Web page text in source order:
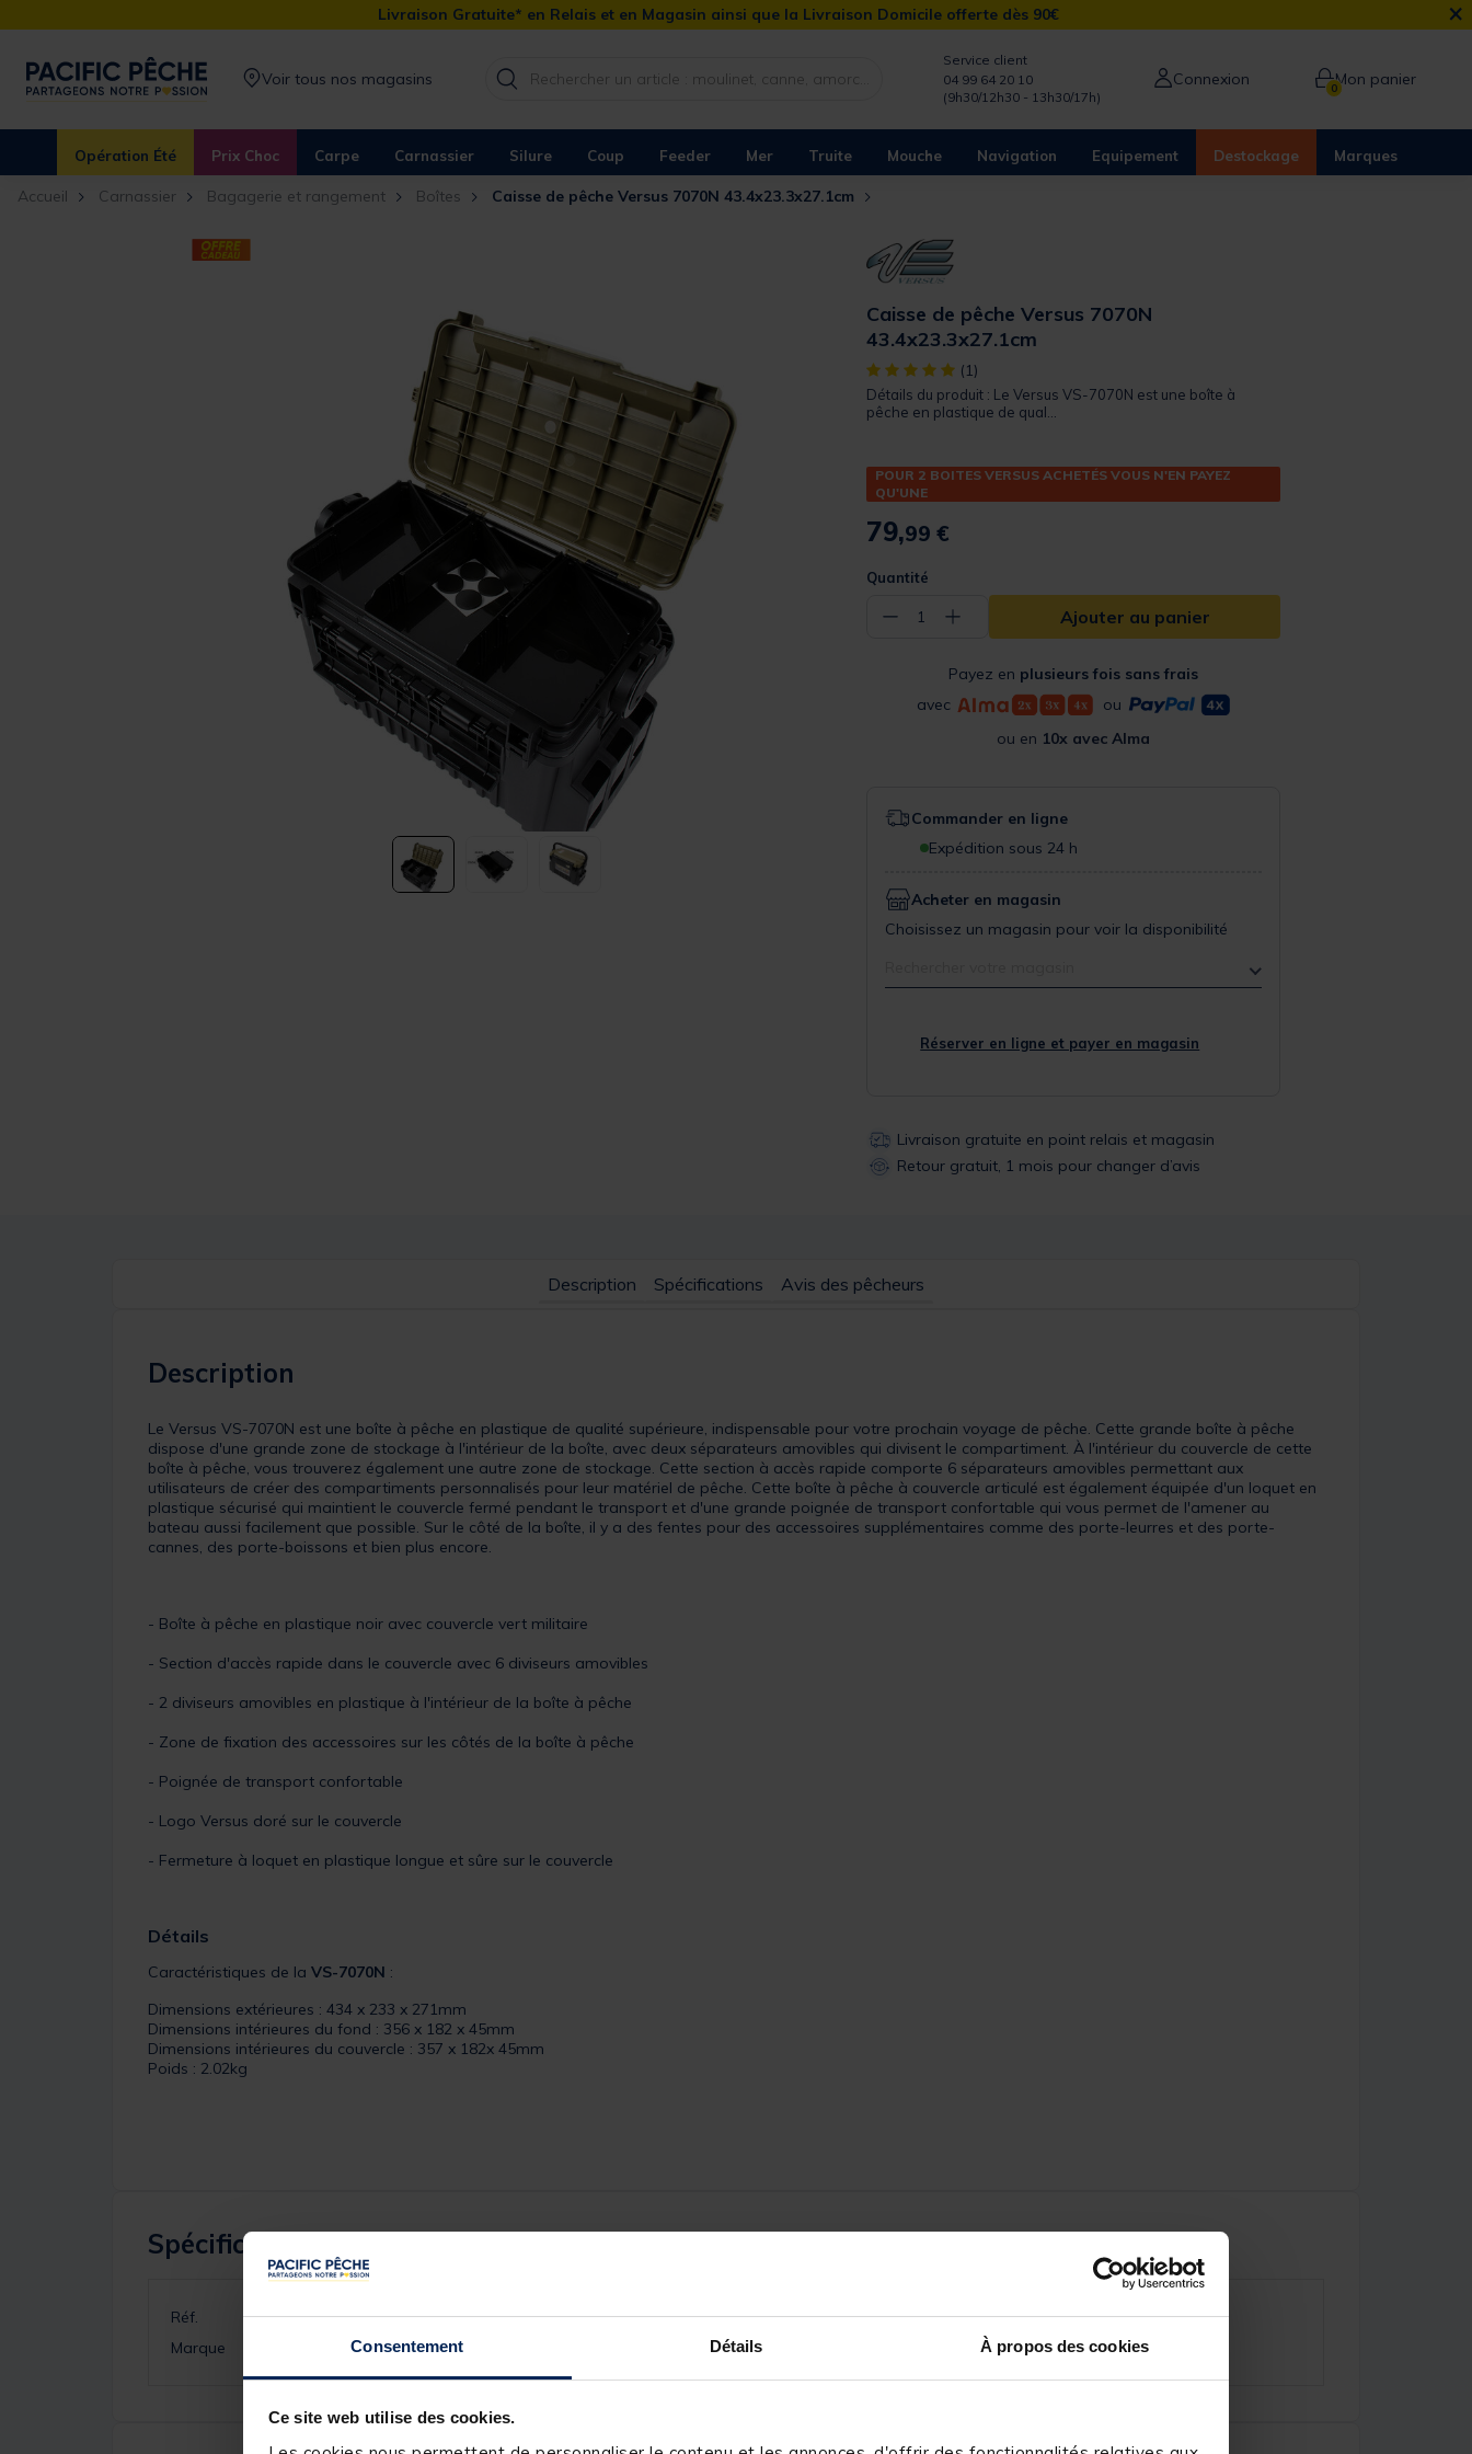
Consentement Détails À propos des cookies
Ce site web utilise des cookies.
Livraison Gratuite* en Relais et en Magasin ainsi que la Livraison Domicile offerte dès 90€ ×
Voir tous nos magasins
Service client
04 99 64 20 10
(9h30/12h30 - 13h30/17h)
Connexion 0Mon panier
Opération Été Prix Choc Carpe Carnassier Silure Coup Feeder Mer Truite Mouche Navigation Equipement Destockage Marques
Accueil Carnassier Bagagerie et rangement Boîtes Caisse de pêche Versus 7070N 43.4x23.3x27.1cm
Caisse de pêche Versus 7070N
43.4x23.3x27.1cm
[object Object] out of 5 Customer Rating
(1)
Détails du produit : Le Versus VS-7070N est une boîte à
pêche en plastique de qual...
POUR 2 BOITES VERSUS ACHETÉS VOUS N'EN PAYEZ
QU'UNE
79,99 €
Quantité
− 1 + Ajouter au panier
Payez en plusieurs fois sans frais
avec
ou
ou en 10x avec Alma
Commander en ligne
Expédition sous 24 h
Acheter en magasin
Choisissez un magasin pour voir la disponibilité
Réserver en ligne et payer en magasin
Livraison gratuite en point relais et magasin
Retour gratuit, 1 mois pour changer d’avis
Description Spécifications Avis des pêcheurs
Description
Le Versus VS-7070N est une boîte à pêche en plastique de qualité supérieure, indispensable pour votre prochain voyage de pêche. Cette grande boîte à pêche
dispose d'une grande zone de stockage à l'intérieur de la boîte, avec deux séparateurs amovibles qui divisent le compartiment. À l'intérieur du couvercle de cette
boîte à pêche, vous trouverez également une autre zone de stockage. Cette section à accès rapide comporte 6 séparateurs amovibles permettant aux
utilisateurs de créer des compartiments personnalisés pour leur matériel de pêche. Cette boîte à pêche à couvercle articulé est également équipée d'un loquet en
plastique sécurisé qui maintient le couvercle fermé pendant le transport et d'une grande poignée de transport confortable qui vous permet de l'amener au
bateau aussi facilement que possible. Sur le côté de la boîte, il y a des fentes pour des accessoires supplémentaires comme des porte-leurres et des porte-
cannes, des porte-boissons et bien plus encore.
- Boîte à pêche en plastique noir avec couvercle vert militaire
- Section d'accès rapide dans le couvercle avec 6 diviseurs amovibles
- 2 diviseurs amovibles en plastique à l'intérieur de la boîte à pêche
- Zone de fixation des accessoires sur les côtés de la boîte à pêche
- Poignée de transport confortable
- Logo Versus doré sur le couvercle
- Fermeture à loquet en plastique longue et sûre sur le couvercle
Détails
Caractéristiques de la VS-7070N :
Dimensions extérieures : 434 x 233 x 271mm
Dimensions intérieures du fond : 356 x 182 x 45mm
Dimensions intérieures du couvercle : 357 x 182x 45mm
Poids : 2.02kg
Spécifications
Réf.
156042-1
Marque